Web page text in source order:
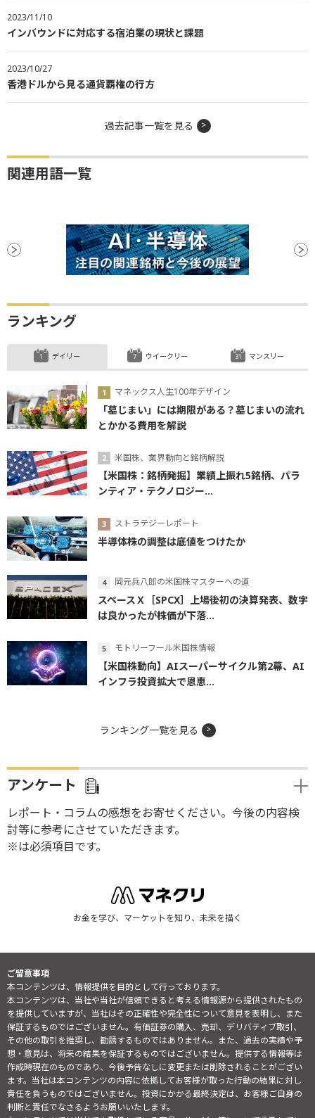
2023/11/10
インバウンドに対応する宿泊業の現状と課題
2023/10/27
香港ドルから見る通貨覇権の行方
過去記事一覧を見る
関連用語一覧
ランキング
デイリー
マネックス人生100年デザイン
「墓じまい」には期限がある？墓じまいの流れ
とかかる費用を解説
米国株、業界動向と銘柄解説
【米国株：銘柄発掘】業績上振れ5銘柄、パラ
ンティア・テクノロジー...
ストラテジーレポート
半導体株の調整は底値をつけたか
岡元兵八郎の米国株マスターへの道
スペースＸ［SPCX］上場後初の決算発表、数字
は良かったが株価が下落...
モトリーフール米国株情報
【米国株動向】AIスーパーサイクル第2幕、AI
インフラ投資拡大で恩恵...
ウイークリー マンスリー
ランキング一覧を見る
アンケート
レポート・コラムの感想をお寄せください。今後の内容検
討等に参考にさせていただきます。
※は必須項目です。
お金を学び、マーケットを知り、未来を描く
ご留意事項
本コンテンツは、情報提供を目的として行っております。
本コンテンツは、当社や当社が信頼できると考える情報源から提供されたもの
を提供していますが、当社はその正確性や完全性について意見を表明し、また
保証するものではございません。有価証券の購入、売却、デリバティブ取引、
その他の取引を推奨し、勧誘するものではありません。また、過去の実績や予
想・意見は、将来の結果を保証するものではございません。提供する情報等は
作成時現在のものであり、今後予告なしに変更または削除されることがござい
ます。当社は本コンテンツの内容に依拠してお客様が取った行動の結果に対し
責任を負うものではございません。投資にかかる最終決定は、お客様ご自身の
判断と責任でなさるようお願いいたします。